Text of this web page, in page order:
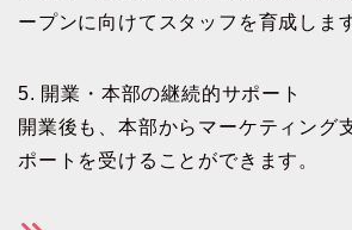
ープンに向けてスタッフを育成しま
5. 開業・本部の継続的サポート
開業後も、本部からマーケティング
ポートを受けることができます。